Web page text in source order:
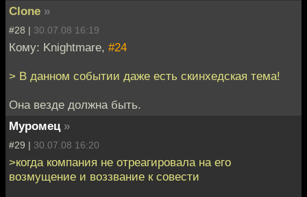
Clone »
#28 | 30.07.08 16:19
Кому: Knightmare, #24
> В данном событии даже есть скинхедская тема!
Она везде должна быть.
Муромец »
#29 | 30.07.08 16:20
>когда компания не отреагировала на его
возмущение и воззвание к совести